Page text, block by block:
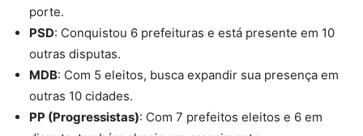
porte.
PSD: Conquistou 6 prefeituras e está presente em 10
outras disputas.
MDB: Com 5 eleitos, busca expandir sua presença em
outras 10 cidades.
PP (Progressistas): Com 7 prefeitos eleitos e 6 em